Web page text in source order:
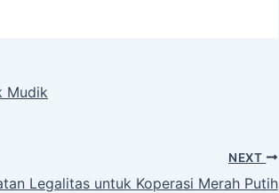
Mudik
NEXT
Legalitas untuk Koperasi Merah Putih